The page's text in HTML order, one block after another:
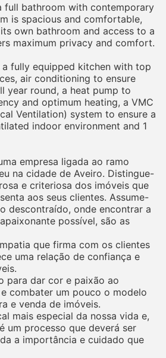
full bathroom with contemporary
is spacious and comfortable,
own bathroom and access to a
maximum privacy and comfort.
a fully equipped kitchen with top
air conditioning to ensure
year round, a heat pump to
and optimum heating, a VMC
Ventilation) system to ensure a
indoor environment and 1
empresa ligada ao ramo
na cidade de Aveiro. Distingue-
e criteriosa dos imóveis que
aos seus clientes. Assume-
descontraído, onde encontrar a
possível, são as
que firma com os clientes
uma relação de confiança e
para dar cor e paixão ao
combater um pouco o modelo
e venda de imóveis.
mais especial da nossa vida e,
um processo que deverá ser
a importância e cuidado que